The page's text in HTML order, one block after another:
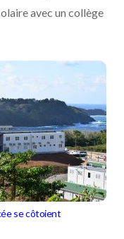
avec un collège
se côtoient